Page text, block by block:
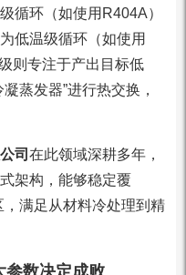
循环（如使用R404A）
低温级循环（如使用
则专注于产出目标低
蒸发器”进行热交换，
司 在此领域深耕多年，
架构，能够稳定覆
满足从材料冷处理到精